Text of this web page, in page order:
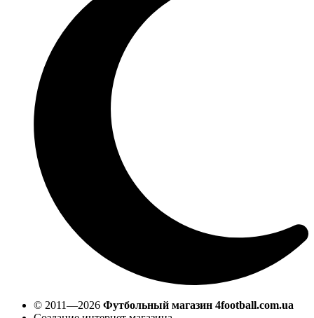
© 2011—2026 Футбольный магазин 4football.com.ua